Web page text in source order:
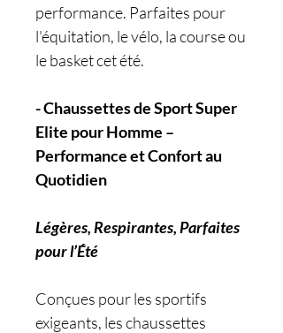
performance. Parfaites pour
l'équitation, le vélo, la course ou
le basket cet été.
- Chaussettes de Sport Super
Elite pour Homme –
Performance et Confort au
Quotidien
Légères, Respirantes, Parfaites
pour l’Été
Conçues pour les sportifs
exigeants, les chaussettes